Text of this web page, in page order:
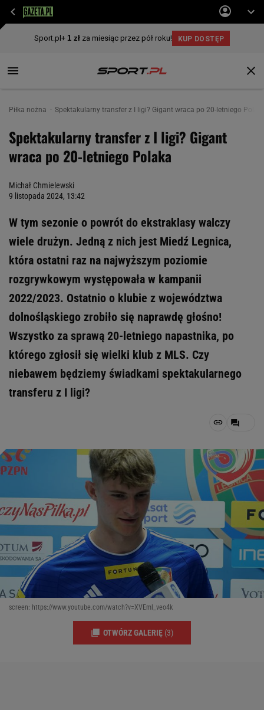
Piłka nożna Spektakularny transfer z I ligi? Gigant wraca po 20-letniego
Spektakularny transfer z I ligi? Gigant
wraca po 20-letniego Polaka
Michał Chmielewski
9 listopada 2024, 13:42
W tym sezonie o powrót do ekstraklasy walczy
wiele drużyn. Jedną z nich jest Miedź Legnica,
która ostatni raz na najwyższym poziomie
rozgrywkowym występowała w kampanii
2022/2023. Ostatnio o klubie z województwa
dolnośląskiego zrobiło się naprawdę głośno!
Wszystko za sprawą 20-letniego napastnika, po
którego zgłosił się wielki klub z MLS. Czy
niebawem będziemy świadkami spektakularnego
transferu z I ligi?
screen: https://www.youtube.com/watch?v=XVEml_veo4k
OTWÓRZ GALERIĘ (3)